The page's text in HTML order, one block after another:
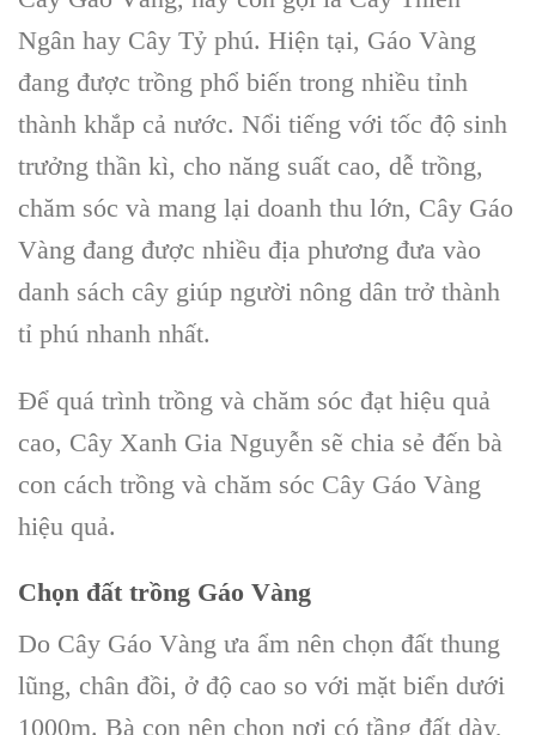
Ngân hay Cây Tỷ phú. Hiện tại, Gáo Vàng
đang được trồng phổ biến trong nhiều tỉnh
thành khắp cả nước. Nổi tiếng với tốc độ sinh
trưởng thần kì, cho năng suất cao, dễ trồng,
chăm sóc và mang lại doanh thu lớn, Cây Gáo
Vàng đang được nhiều địa phương đưa vào
danh sách cây giúp người nông dân trở thành
tỉ phú nhanh nhất.
Để quá trình trồng và chăm sóc đạt hiệu quả
cao, Cây Xanh Gia Nguyễn sẽ chia sẻ đến bà
con cách trồng và chăm sóc Cây Gáo Vàng
hiệu quả.
Chọn đất trồng Gáo Vàng
Do Cây Gáo Vàng ưa ẩm nên chọn đất thung
lũng, chân đồi, ở độ cao so với mặt biển dưới
1000m. Bà con nên chọn nơi có tầng đất dày,